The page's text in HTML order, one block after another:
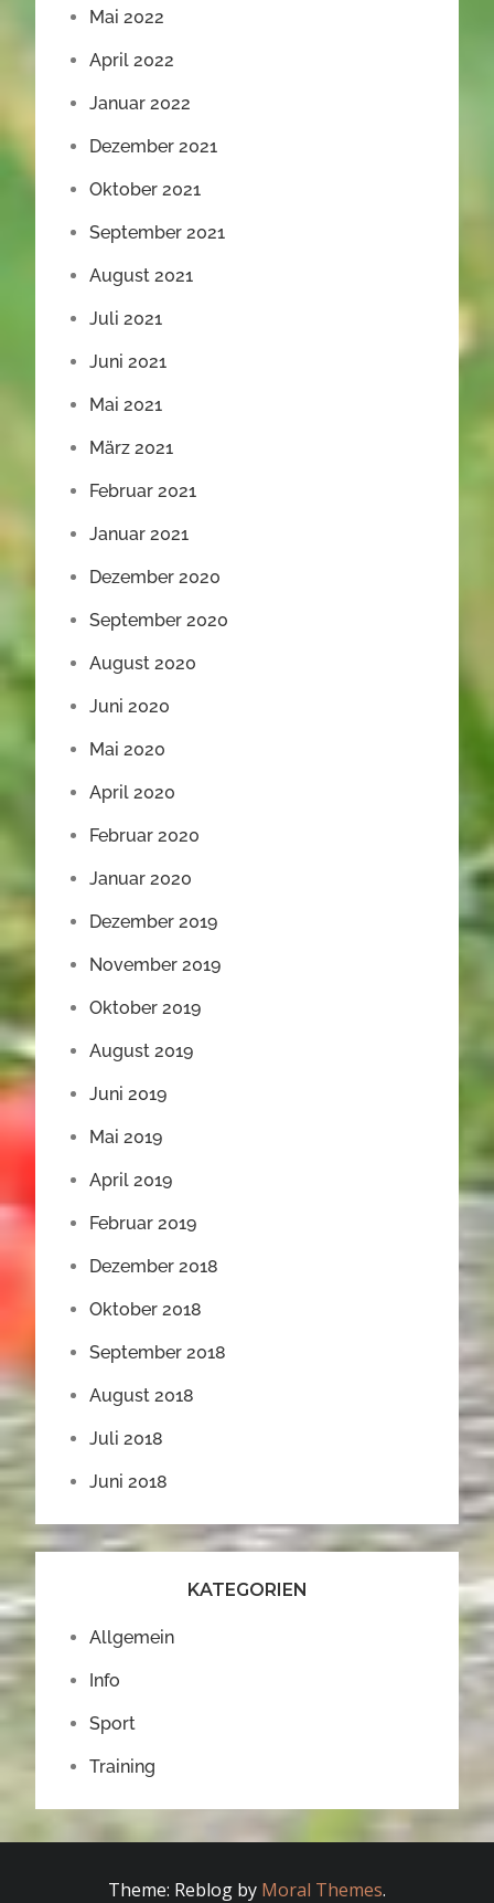
Mai 2022
April 2022
Januar 2022
Dezember 2021
Oktober 2021
September 2021
August 2021
Juli 2021
Juni 2021
Mai 2021
März 2021
Februar 2021
Januar 2021
Dezember 2020
September 2020
August 2020
Juni 2020
Mai 2020
April 2020
Februar 2020
Januar 2020
Dezember 2019
November 2019
Oktober 2019
August 2019
Juni 2019
Mai 2019
April 2019
Februar 2019
Dezember 2018
Oktober 2018
September 2018
August 2018
Juli 2018
Juni 2018
KATEGORIEN
Allgemein
Info
Sport
Training
Theme: Reblog by Moral Themes.